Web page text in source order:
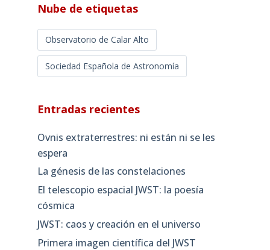
Nube de etiquetas
Observatorio de Calar Alto
Sociedad Española de Astronomía
Entradas recientes
Ovnis extraterrestres: ni están ni se les
espera
La génesis de las constelaciones
El telescopio espacial JWST: la poesía
cósmica
JWST: caos y creación en el universo
Primera imagen científica del JWST